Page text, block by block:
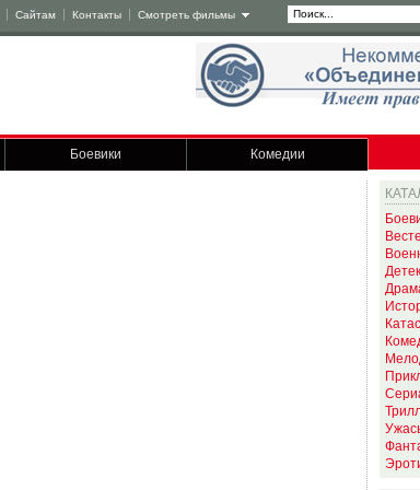
Сайтам Контакты Смотреть фильмы
Боевики Комедии